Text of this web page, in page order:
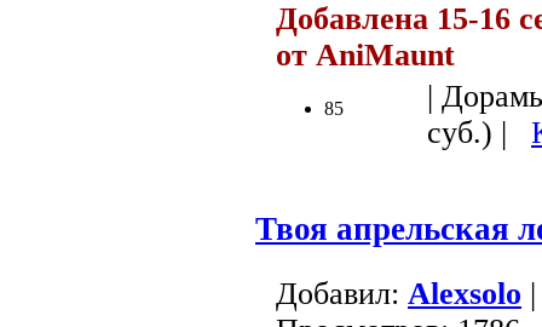
Добавлена 15-16
от AniMaunt
85
|
суб.) |
Твоя апрельская
Добавил: Alexsolo